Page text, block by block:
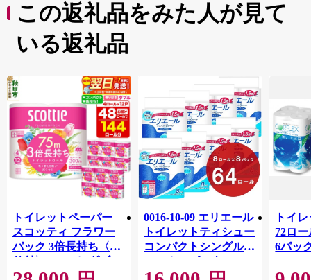
この返礼品をみた人が見て
いる返礼品
トイレットペーパー
スコッティ フラワー
パック 3倍長持ち〈香
り付〉4ロール(ダブ
ル)×12パック 日用品
0016-10-09 エリエール
トイレットティシュー
コンパクトシングル 8
ロール×8パック 64ロ
ール 1.5倍巻 82.5m
トイ
72ロ
6パッ
FSCリ